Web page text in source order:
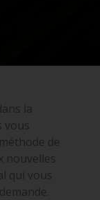
la
vous
de
nouvelles
qui vous